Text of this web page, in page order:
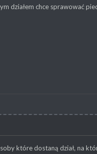
działem chce sprawować
które dostaną dział, na